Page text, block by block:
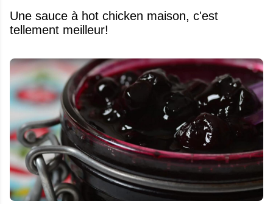
Une sauce à hot chicken maison, c'est
tellement meilleur!